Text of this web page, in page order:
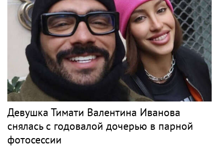
Девушка Тимати Валентина Иванова
снялась с годовалой дочерью в парной
фотосессии